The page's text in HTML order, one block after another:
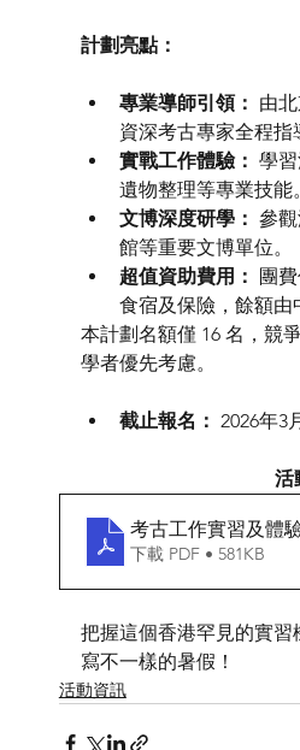
計劃亮點：
專業導師引領： 由
資深考古專家全程指
實戰工作體驗： 學
遺物整理等專業技能。
文博深度研學： 參
館等重要文博單位。
超值資助費用： 團
食宿及保險，餘額由
本計劃名額僅 16 名，競
學者優先考慮。
截止報名： 2026年3
活
考古工作實習及體
下載 PDF • 581KB
把握這個香港罕見的實
寫不一樣的暑假！
活動資訊